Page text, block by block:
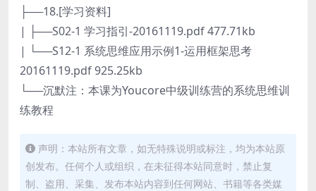
├──18.[学习资料]
| ├──S02-1 学习指引-20161119.pdf 477.71kb
| └──S12-1 系统思维应用示例1-运用框架思考
20161119.pdf 925.25kb
└──沉默注：本课为Youcore中级训练营的系统思维训
练教程
声明：本站所有文章，如无特殊说明或标注，均为本站原
创发布。任何个人或组织，在未征得本站同意时，禁止复
制、盗用、采集、发布本站内容到任何网站、书籍等各类媒